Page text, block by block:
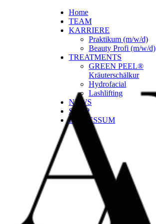
Home
TEAM
KARRIERE
Praktikum (m/w/d)
Beauty Profi (m/w/d)
TREATMENTS
GREEN PEEL®
Kräuterschälkur
Hydrofacial
Lashlifting
NEWS
SHOP
IMPRESSUM